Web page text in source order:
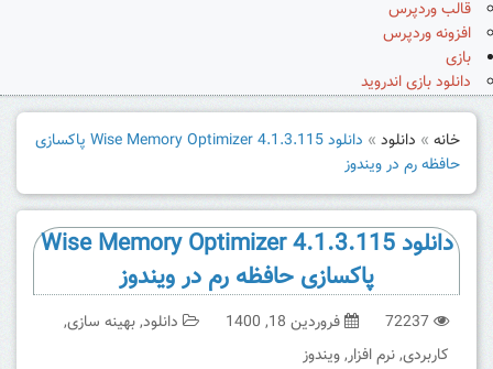
قالب وردپرس
افزونه وردپرس
بازی
دانلود بازی اندروید
خانه » دانلود »
دانلود Wise Memory Optimizer 4.1.3.115 پاکسازی
حافظه رم در ویندوز
دانلود Wise Memory Optimizer 4.1.3.115
پاکسازی حافظه رم در ویندوز
72237 فروردین 18, 1400 دانلود,بهینه سازی,
کاربردی,نرم افزار,ویندوز